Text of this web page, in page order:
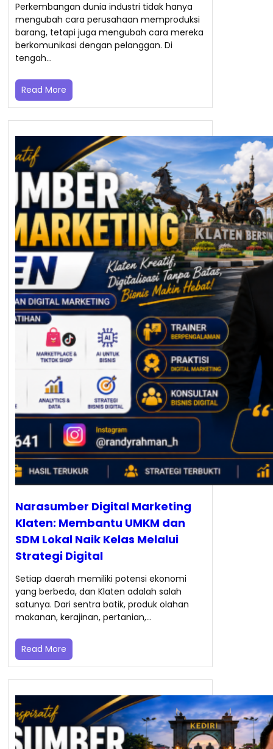
Perkembangan dunia industri tidak hanya
mengubah cara perusahaan memproduksi
barang, tetapi juga mengubah cara mereka
berkomunikasi dengan pelanggan. Di
tengah…
Read More
Narasumber Digital Marketing
Klaten: Membantu UMKM dan
SDM Lokal Naik Kelas Melalui
Strategi Digital
Setiap daerah memiliki potensi ekonomi
yang berbeda, dan Klaten adalah salah
satunya. Dari sentra batik, produk olahan
makanan, kerajinan, pertanian,…
Read More